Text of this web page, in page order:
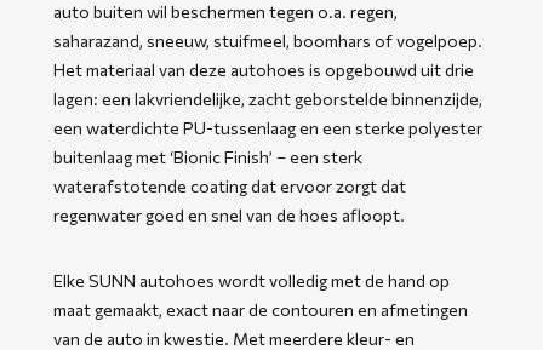
auto buiten wil beschermen tegen o.a. regen,
saharazand, sneeuw, stuifmeel, boomhars of vogelpoep.
Het materiaal van deze autohoes is opgebouwd uit drie
lagen: een lakvriendelijke, zacht geborstelde binnenzijde,
een waterdichte PU-tussenlaag en een sterke polyester
buitenlaag met ‘Bionic Finish’ – een sterk
waterafstotende coating dat ervoor zorgt dat
regenwater goed en snel van de hoes afloopt.
Elke SUNN autohoes wordt volledig met de hand op
maat gemaakt, exact naar de contouren en afmetingen
van de auto in kwestie. Met meerdere kleur- en